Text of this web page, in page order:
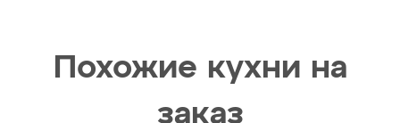
Похожие кухни на
заказ